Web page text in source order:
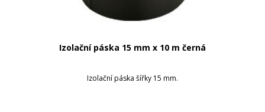
Izolační páska 15 mm x 10 m černá
Izolační páska šířky 15 mm.